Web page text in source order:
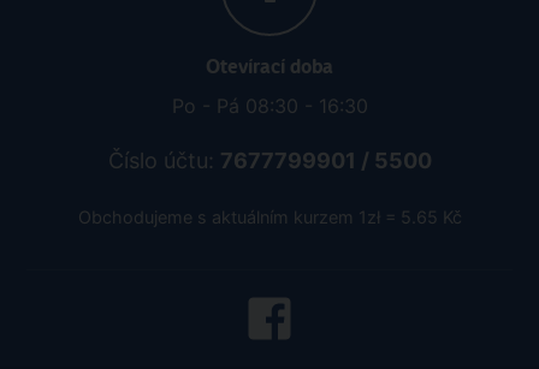
Otevírací doba
Po - Pá 08:30 - 16:30
Číslo účtu: 7677799901 / 5500
Obchodujeme s aktuálním kurzem 1zł = 5.65 Kč